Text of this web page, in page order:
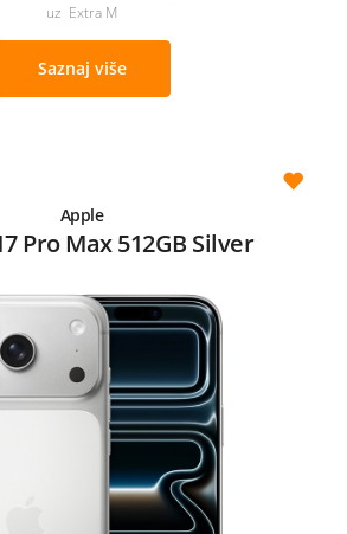
uz Extra M
Saznaj više
Apple
Pro Max 512GB Silver